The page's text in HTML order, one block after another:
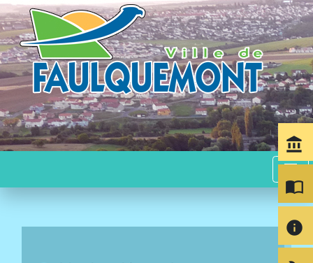
menu
account_balance
import_contacts
info